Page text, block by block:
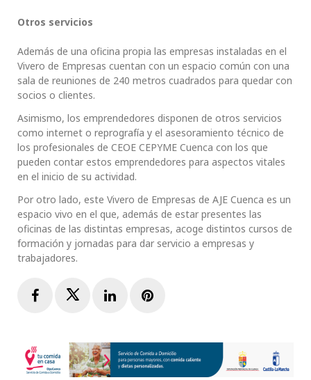
Otros servicios
Además de una oficina propia las empresas instaladas en el
Vivero de Empresas cuentan con un espacio común con una
sala de reuniones de 240 metros cuadrados para quedar con
socios o clientes.
Asimismo, los emprendedores disponen de otros servicios
como internet o reprografía y el asesoramiento técnico de
los profesionales de CEOE CEPYME Cuenca con los que
pueden contar estos emprendedores para aspectos vitales
en el inicio de su actividad.
Por otro lado, este Vivero de Empresas de AJE Cuenca es un
espacio vivo en el que, además de estar presentes las
oficinas de las distintas empresas, acoge distintos cursos de
formación y jornadas para dar servicio a empresas y
trabajadores.
FacebookTwitterLinkedInPinterest